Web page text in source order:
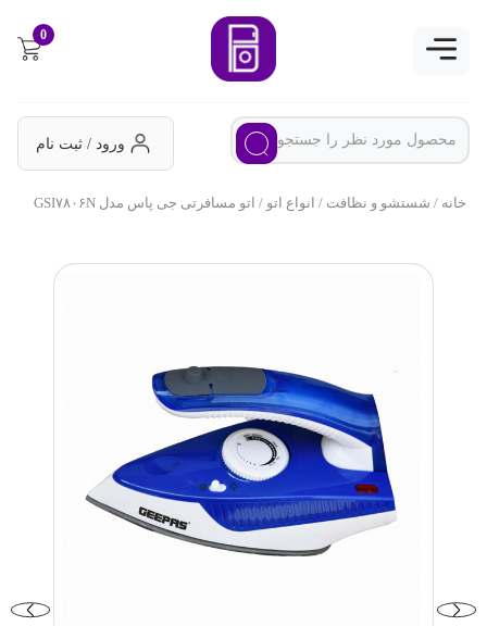
0
ورود / ثبت نام
خانه/ شستشو و نظافت/ انواع اتو/ اتو مسافرتی جی پاس مدل GSI۷۸۰۶N